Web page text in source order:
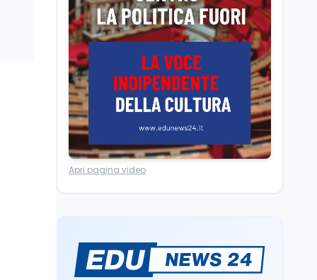
Ministero del Lavoro e
CSVnet ETS
Scuola5 ago
Il Ministro della Pa
Zangrillo in Parlamento:
"12 miliardi per l'edilizia
e la sicurezza delle
scuole con risorse Pnrr"
Scuola 5 ago
incontrato due studenti
superato la Maturità in
italiana? Cosa dicono i
dati 2026
Apri pagina video